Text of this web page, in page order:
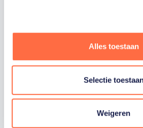
Alles toestaan
Selectie
Weigeren